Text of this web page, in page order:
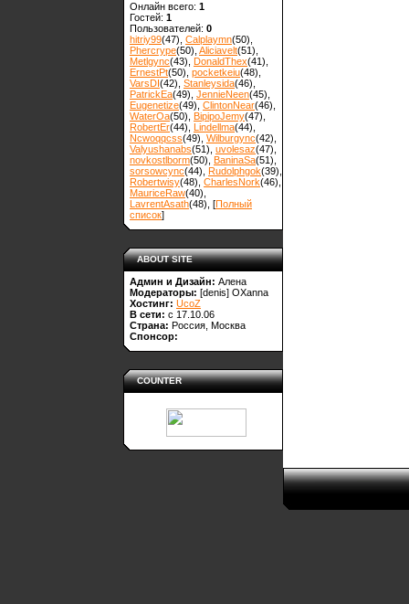
Онлайн всего: 1
Гостей: 1
Пользователей: 0
hitriy99(47) Calplaymn(50)
Phercrype(50) Aliciavelt(51)
Metlgync(43) DonaldThex(41)
ErnestPt(50) pocketkeiu(48)
VarsDI(42) Stanleysida(46)
PatrickEa(49) JennieNeen(45)
Eugenetize(49) ClintonNear(46)
WaterOa(50) BipipoJemy(47)
RobertEr(44) Lindellma(44)
Ncwoqqcss(49) Wilburgync(42)
Valyushanabs(51) uvolesaz(47)
novkostlborm(50) ВaninaSa(51)
sorsowcync(44) Rudolphgok(39)
Robertwisy(48) CharlesNork(46)
MauriceRaw(40)
LavrentAsath(48) , [Полный
список]
ABOUT SITE
Админ и Дизайн: Алена
Модераторы: [denis] OXanna
Хостинг: UcoZ
В сети: с 17.10.06
Страна: Россия, Москва
Спонсор:
COUNTER